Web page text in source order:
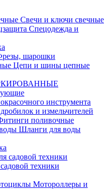
Свечи и ключи свечные
Спецодежда и
шарошки
Цепи и шины цепные
инструмента
и измельчителей
поливочные
Шланги для воды
техники
Мотороллеры и